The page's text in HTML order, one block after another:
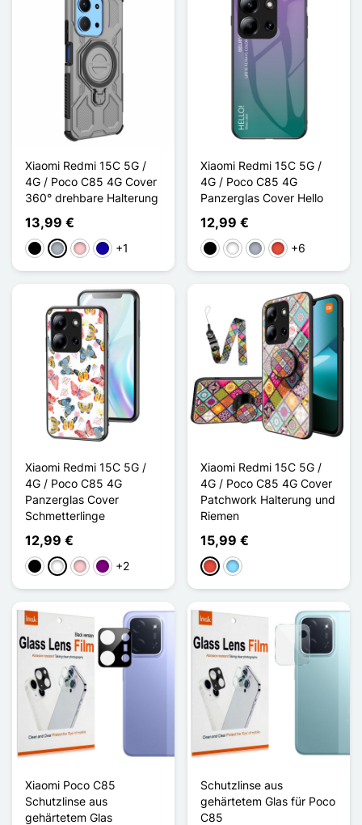
Xiaomi Redmi 15C 5G /
4G / Poco C85 4G Cover
360° drehbare Halterung
13,99 €
Schwarz
GrauPinkDunkelblau
+1
Xiaomi Redmi 15C 5G /
4G / Poco C85 4G
Panzerglas Cover Hello
12,99 €
Schwarz
WeißGrauRot +6
Xiaomi Redmi 15C 5G /
4G / Poco C85 4G
Panzerglas Cover
Schmetterlinge
12,99 €
Schwarz
WeißPinkViolett
+2
Xiaomi Redmi 15C 5G /
4G / Poco C85 4G Cover
Patchwork Halterung und
Riemen
15,99 €
Rot Hellblau
Xiaomi Poco C85
Schutzlinse aus
gehärtetem Glas
Schutzlinse aus
gehärtetem Glas für Poco
C85